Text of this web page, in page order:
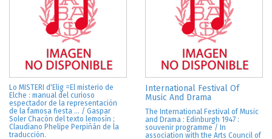
Lo MISTERI d'Elig =El misterio de
Elche : manual del curioso
espectador de la representación
de la famosa fiesta ... / Gaspar
Soler Chacón del texto lemosín ;
Claudiano Phelipe Perpiñán de la
traducción.
International Festival Of
Music And Drama
The International Festival of Music
and Drama : Edinburgh 1947 :
souvenir programme / In
association with the Arts Council of